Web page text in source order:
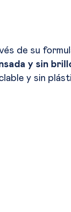
de su
y sin
y sin